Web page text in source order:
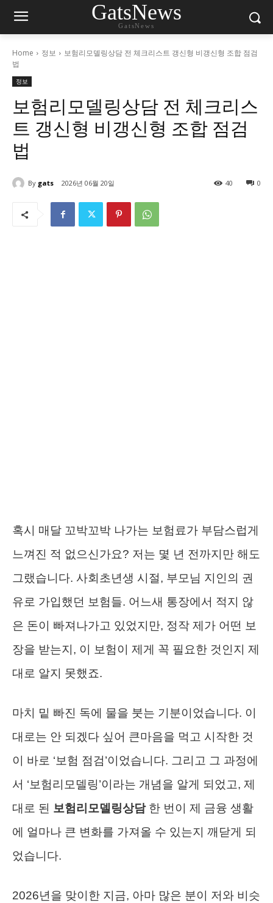
GatsNews
GatsNews
Home 정보
보험리모델링상담 전 체크리스트 갱신형 비갱신형 조합 점검
법
정보
보험리모델링상담 전 체크리스
트 갱신형 비갱신형 조합 점검
법
By gats 2026년 06월 20일 0
40
혹시 매달 꼬박꼬박 나가는 보험료가 부담스럽게
느껴진 적 없으신가요? 저는 몇 년 전까지만 해도
그랬습니다. 사회초년생 시절, 부모님 지인의 권
유로 가입했던 보험들. 어느새 통장에서 적지 않
은 돈이 빠져나가고 있었지만, 정작 제가 어떤 보
장을 받는지, 이 보험이 제게 꼭 필요한 것인지 제
대로 알지 못했죠.
마치 밑 빠진 독에 물을 붓는 기분이었습니다. 이
대로는 안 되겠다 싶어 큰마음을 먹고 시작한 것
이 바로 ‘보험 점검’이었습니다. 그리고 그 과정에
서 ‘보험리모델링’이라는 개념을 알게 되었고, 제
대로 된 보험리모델링상담한 번이 제 금융 생활
에 얼마나 큰 변화를 가져올 수 있는지 깨닫게 되
었습니다.
2026년을 맞이한 지금, 아마 많은 분이 저와 비슷